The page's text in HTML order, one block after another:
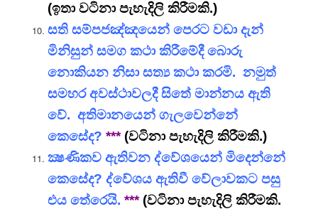
(ඉතා වටිනා පැහැදිලි කිරීමකි.)
සති සම්පජඤ්ඤයෙන් පෙරට වඩා දැන්
මිනිසුන් සමග කථා කිරීමේදී බොරු
නොකියන නිසා සත්‍ය කථා කරමි. නමුත්
සමහර අවස්ථාවලදී සිතේ මාන්නය ඇති
වේ. අතිමානයෙන් ගැලවෙන්නේ
කෙසේද? *** (වටිනා පැහැදිලි කිරීමකි.)
ක්‍ෂණිකව ඇතිවන ද්වේශයෙන් මිදෙන්නේ
කෙසේද? ද්වේශය ඇතිවී වේලාවකට පසු
එය තේරෙයි. *** (වටිනා පැහැදිලි කිරීමකි.